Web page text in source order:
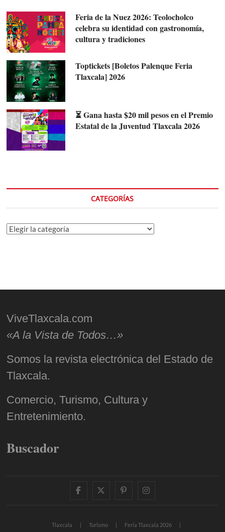
Feria de la Nuez 2026: Teolocholco
celebra su identidad con gastronomía,
cultura y tradiciones
Toptickets [Boletos Palenque Feria
Tlaxcala] 2026
⏳ Gana hasta $20 mil pesos en el Premio
Estatal de la Juventud Tlaxcala 2026
CATEGORÍAS
Categorías
ViveTlaxcala.com
«A la Vista de Todos…»
Somos la revista electrónica del Estado de
Tlaxcala.
Comercio, Turismo, Cultura y
Entretenimiento.
Buscador
facebooktwitter
pinterestinstagram
Tlaxcala Turismo
Feria Tlaxcala 2026